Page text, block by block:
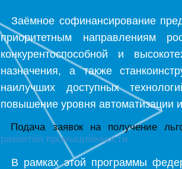
Заёмное софинансирование
приоритетным направлениям
конкурентоспособной и
назначения, а также
наилучших доступных
повышение уровня
Подача заявок на получение
развития промышленности
В рамках этой программы